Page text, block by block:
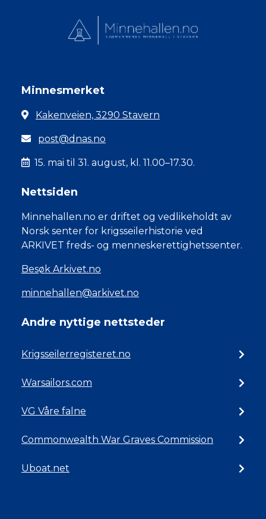
Minnesmerket
Kakenveien, 3290 Stavern
post@dnas.no
15. mai til 31. august, kl. 11.00–17.30.
Nettsiden
Minnehallen.no er driftet og vedlikeholdt av
Norsk senter for krigsseilerhistorie ved
ARKIVET freds- og menneskerettighetssenter.
Besøk Arkivet.no
minnehallen@arkivet.no
Andre nyttige nettsteder
Krigsseilerregisteret.no
Warsailors.com
VG Våre falne
Commonwealth War Graves Commission
Uboat.net